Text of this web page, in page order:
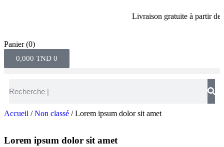
Livraison gratuite à partir de 80
Panier (0)
0,000 TND 0
Accueil /Non classé / Lorem ipsum dolor sit amet
Lorem ipsum dolor sit amet